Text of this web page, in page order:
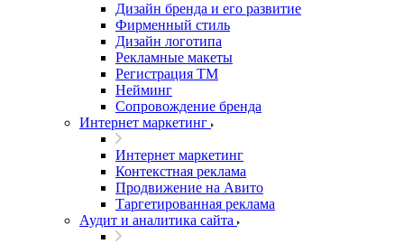
Дизайн бренда и его развитие
Фирменный стиль
Дизайн логотипа
Рекламные макеты
Регистрация ТМ
Нейминг
Сопровождение бренда
Интернет маркетинг
Интернет маркетинг
Контекстная реклама
Продвижение на Авито
Таргетированная реклама
Аудит и аналитика сайта